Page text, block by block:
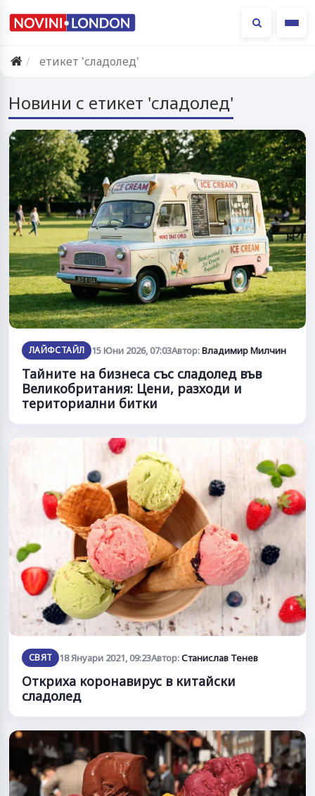
етикет 'сладолед'
Новини с етикет 'сладолед'
ЛАЙФСТАЙЛ 15 Юни 2026, 07:03Автор:Владимир Милчин
Тайните на бизнеса със сладолед във
Великобритания: Цени, разходи и
териториални битки
СВЯТ 18 Януари 2021, 09:23Автор:Станислав Тенев
Откриха коронавирус в китайски
сладолед